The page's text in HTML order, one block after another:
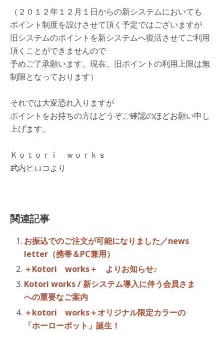
（２０１２年１２月１日からの新システムにおいても
ポイント制度を設けさせて頂く予定ではございますが
旧システムのポイントを新システムへ復活させてご利用
頂くことができませんので
予めご了承願います。現在、旧ポイントの利用上限は無
制限となっております）
それでは大変恐れ入りますが
ポイントをお持ちの方はどうぞご確認のほどお願い申し
上げます。
Ｋｏｔｏｒｉ ｗｏｒｋｓ
武内ヒロコより
関連記事
お振込でのご注文が可能になりました／news
letter（携帯＆PC兼用）
＋Kotori works＋ よりお知らせ♪
Kotori works / 新システム導入に伴う会員さま
への重要なご案内
＋kotori works＋オリジナル限定カラーの
「ホーローポット」誕生！